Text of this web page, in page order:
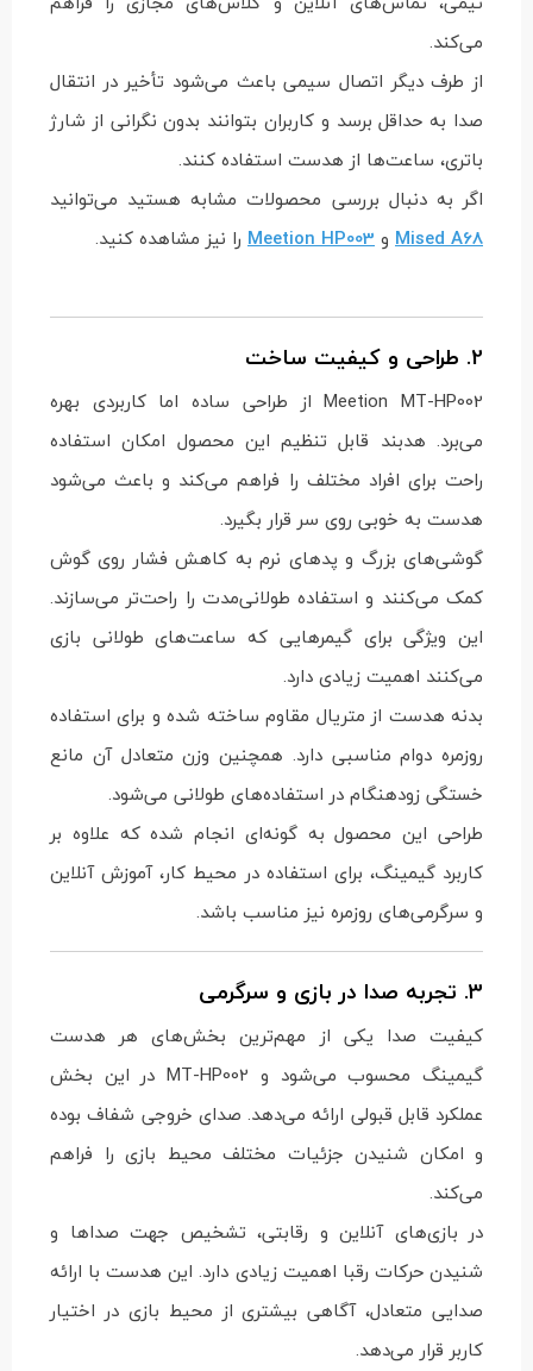
می‌کند.
از طرف دیگر اتصال سیمی باعث می‌شود تأخیر در انتقال
صدا به حداقل برسد و کاربران بتوانند بدون نگرانی از شارژ
باتری، ساعت‌ها از هدست استفاده کنند.
اگر به دنبال بررسی محصولات مشابه هستید می‌توانید
Mised A68 وMeetion HP003 را نیز مشاهده کنید.
2. طراحی و کیفیت ساخت
Meetion MT-HP002 از طراحی ساده اما کاربردی بهره
می‌برد. هدبند قابل تنظیم این محصول امکان استفاده
راحت برای افراد مختلف را فراهم می‌کند و باعث می‌شود
هدست به خوبی روی سر قرار بگیرد.
گوشی‌های بزرگ و پدهای نرم به کاهش فشار روی گوش
کمک می‌کنند و استفاده طولانی‌مدت را راحت‌تر می‌سازند.
این ویژگی برای گیمرهایی که ساعت‌های طولانی بازی
می‌کنند اهمیت زیادی دارد.
بدنه هدست از متریال مقاوم ساخته شده و برای استفاده
روزمره دوام مناسبی دارد. همچنین وزن متعادل آن مانع
خستگی زودهنگام در استفاده‌های طولانی می‌شود.
طراحی این محصول به گونه‌ای انجام شده که علاوه بر
کاربرد گیمینگ، برای استفاده در محیط کار، آموزش آنلاین
و سرگرمی‌های روزمره نیز مناسب باشد.
3. تجربه صدا در بازی و سرگرمی
کیفیت صدا یکی از مهم‌ترین بخش‌های هر هدست
گیمینگ محسوب می‌شود و MT-HP002 در این بخش
عملکرد قابل قبولی ارائه می‌دهد. صدای خروجی شفاف بوده
و امکان شنیدن جزئیات مختلف محیط بازی را فراهم
می‌کند.
در بازی‌های آنلاین و رقابتی، تشخیص جهت صداها و
شنیدن حرکات رقبا اهمیت زیادی دارد. این هدست با ارائه
صدایی متعادل، آگاهی بیشتری از محیط بازی در اختیار
کاربر قرار می‌دهد.